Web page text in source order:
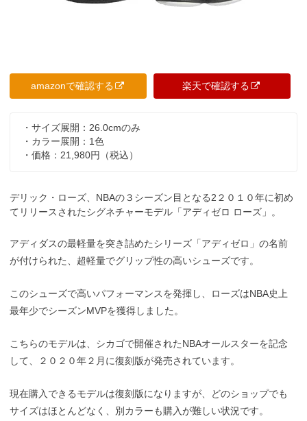
amazonで確認する 楽天で確認する
・サイズ展開：26.0cmのみ
・カラー展開：1色
・価格：21,980円（税込）
デリック・ローズ、NBAの３シーズン目となる2２０１０年に初め
てリリースされたシグネチャーモデル「アディゼロ ローズ」。
アディダスの最軽量を突き詰めたシリーズ「アディゼロ」の名前
が付けられた、超軽量でグリップ性の高いシューズです。
このシューズで高いパフォーマンスを発揮し、ローズはNBA史上
最年少でシーズンMVPを獲得しました。
こちらのモデルは、シカゴで開催されたNBAオールスターを記念
して、２０２０年２月に復刻版が発売されています。
現在購入できるモデルは復刻版になりますが、どのショップでも
サイズはほとんどなく、別カラーも購入が難しい状況です。